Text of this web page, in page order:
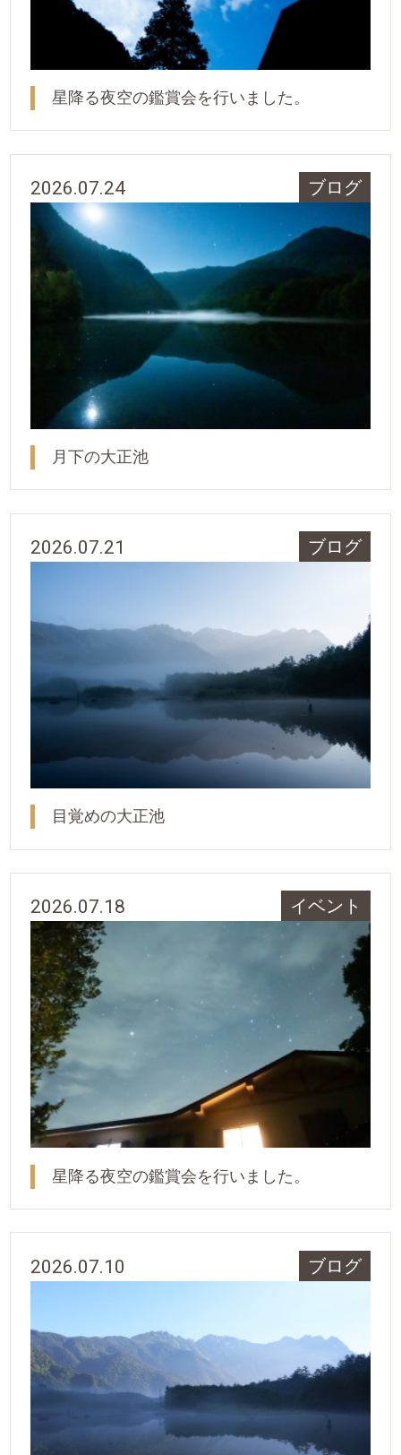
星降る夜空の鑑賞会を行いました。
2026.07.24 ブログ
月下の大正池
2026.07.21 ブログ
目覚めの大正池
2026.07.18 イベント
星降る夜空の鑑賞会を行いました。
2026.07.10 ブログ